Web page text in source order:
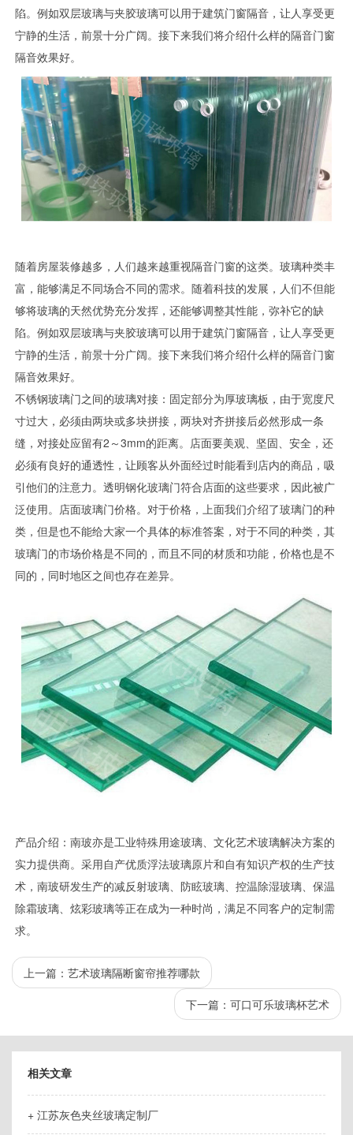
陷。例如双层玻璃与夹胶玻璃可以用于建筑门窗隔音，让人享受更
宁静的生活，前景十分广阔。接下来我们将介绍什么样的隔音门窗
隔音效果好。
随着房屋装修越多，人们越来越重视隔音门窗的这类。玻璃种类丰
富，能够满足不同场合不同的需求。随着科技的发展，人们不但能
够将玻璃的天然优势充分发挥，还能够调整其性能，弥补它的缺
陷。例如双层玻璃与夹胶玻璃可以用于建筑门窗隔音，让人享受更
宁静的生活，前景十分广阔。接下来我们将介绍什么样的隔音门窗
隔音效果好。
不锈钢玻璃门之间的玻璃对接：固定部分为厚玻璃板，由于宽度尺
寸过大，必须由两块或多块拼接，两块对齐拼接后必然形成一条
缝，对接处应留有2～3mm的距离。店面要美观、坚固、安全，还
必须有良好的通透性，让顾客从外面经过时能看到店内的商品，吸
引他们的注意力。透明钢化玻璃门符合店面的这些要求，因此被广
泛使用。店面玻璃门价格。对于价格，上面我们介绍了玻璃门的种
类，但是也不能给大家一个具体的标准答案，对于不同的种类，其
玻璃门的市场价格是不同的，而且不同的材质和功能，价格也是不
同的，同时地区之间也存在差异。
产品介绍：南玻亦是工业特殊用途玻璃、文化艺术玻璃解决方案的
实力提供商。采用自产优质浮法玻璃原片和自有知识产权的生产技
术，南玻研发生产的减反射玻璃、防眩玻璃、控温除湿玻璃、保温
除霜玻璃、炫彩玻璃等正在成为一种时尚，满足不同客户的定制需
求。
上一篇： 艺术玻璃隔断窗帘推荐哪款
下一篇： 可口可乐玻璃杯艺术
相关文章
+ 江苏灰色夹丝玻璃定制厂